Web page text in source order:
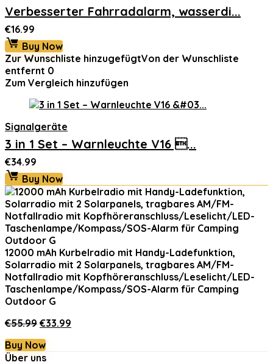
Verbesserter Fahrradalarm, wasserdi...
€16.99
Buy Now
Zur Wunschliste hinzugefügtVon der Wunschliste
entfernt 0
Zum Vergleich hinzufügen
Signalgeräte
3 in 1 Set – Warnleuchte V16 ...
€34.99
Buy Now
12000 mAh Kurbelradio mit Handy-Ladefunktion,
Solarradio mit 2 Solarpanels, tragbares AM/FM-
Notfallradio mit Kopfhöreranschluss/Leselicht/LED-
Taschenlampe/Kompass/SOS-Alarm für Camping
Outdoor G
€55.99 Ursprünglicher
war:
€55.99
€33.99
Buy Now
Über uns